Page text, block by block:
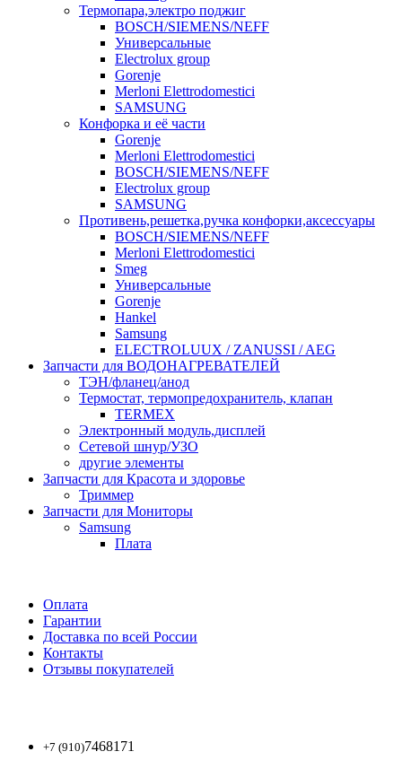
Термопара,электро поджиг
BOSCH/SIEMENS/NEFF
Универсальные
Electrolux group
Gorenje
Merloni Elettrodomestici
SAMSUNG
Конфорка и её части
Gorenje
Merloni Elettrodomestici
BOSCH/SIEMENS/NEFF
Electrolux group
SAMSUNG
Противень,решетка,ручка конфорки,аксессуары
BOSCH/SIEMENS/NEFF
Merloni Elettrodomestici
Smeg
Универсальные
Gorenje
Hankel
Samsung
ELECTROLUUX / ZANUSSI / AEG
Запчасти для ВОДОНАГРЕВАТЕЛЕЙ
ТЭН/фланец/анод
Термостат, термопредохранитель, клапан
TERMEX
Электронный модуль,дисплей
Сетевой шнур/УЗО
другие элементы
Запчасти для Красота и здоровье
Триммер
Запчасти для Мониторы
Samsung
Плата
Оплата
Гарантии
Доставка по всей России
Контакты
Отзывы покупателей
+7 (910)7468171